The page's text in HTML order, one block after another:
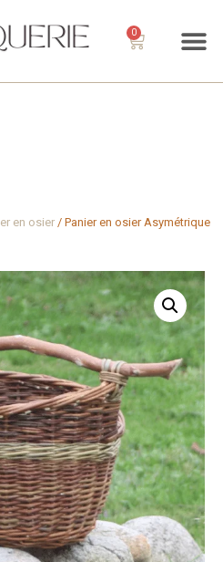
0
en osier / Panier en osier Asymétrique